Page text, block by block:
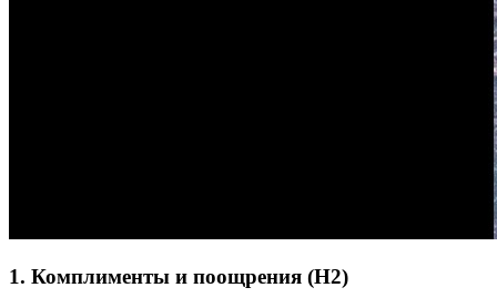
1. Комплименты и поощрения (H2)